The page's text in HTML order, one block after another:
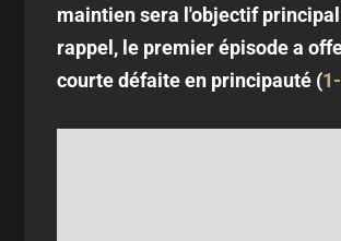
maintien sera l'objectif
rappel, le premier épisode a
courte défaite en principauté (